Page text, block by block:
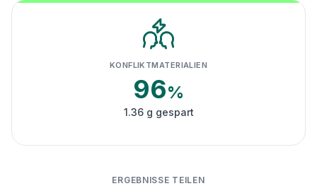
KONFLIKTMATERIALIEN
96%
1.36 g gespart
ERGEBNISSE TEILEN